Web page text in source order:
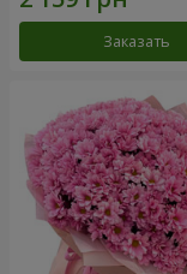
Заказать